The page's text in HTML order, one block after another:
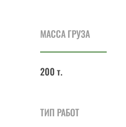
МАССА ГРУЗА
200 т.
ТИП РАБОТ